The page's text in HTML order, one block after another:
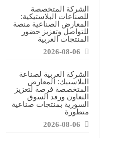
الشركة المتخصصة
للصناعات البلاستيكية:
المعارض الصناعية منصة
للتواصل وتعزيز حضور
المنتجات العربية
2026-08-06
الشركة العربية لصناعة
البلاستيك: المعارض
المتخصصة فرصة لتعزيز
التعاون ورفد السوق
السورية بمنتجات صناعية
متطورة
2026-08-06